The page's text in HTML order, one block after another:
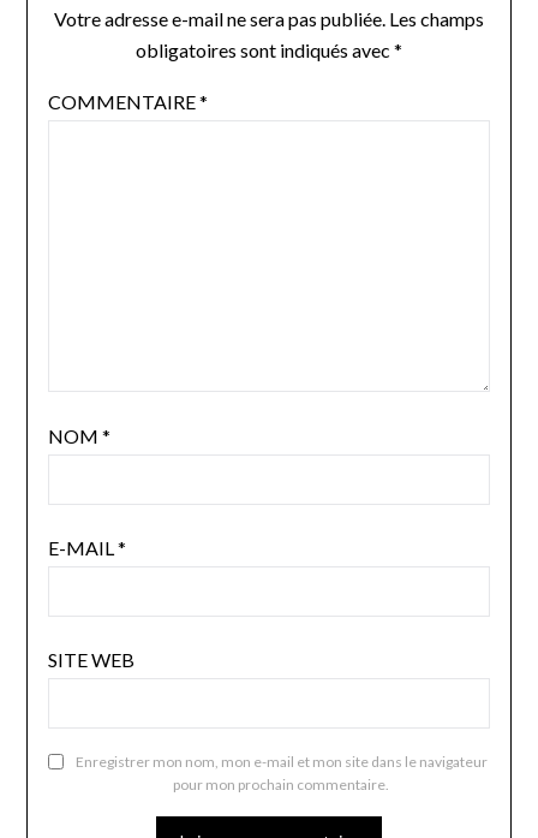
Votre adresse e-mail ne sera pas publiée. Les champs
obligatoires sont indiqués avec *
COMMENTAIRE*
NOM *
E-MAIL*
SITE WEB
Enregistrer mon nom, mon e-mail et mon site dans le navigateur
pour mon prochain commentaire.